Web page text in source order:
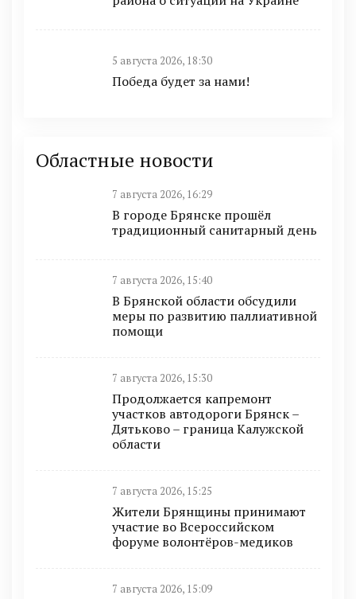
5 августа 2026, 18:30
Победа будет за нами!
Областные новости
7 августа 2026, 16:29
В городе Брянске прошёл
традиционный санитарный день
7 августа 2026, 15:40
В Брянской области обсудили
меры по развитию паллиативной
помощи
7 августа 2026, 15:30
Продолжается капремонт
участков автодороги Брянск –
Дятьково – граница Калужской
области
7 августа 2026, 15:25
Жители Брянщины принимают
участие во Всероссийском
форуме волонтёров-медиков
7 августа 2026, 15:09